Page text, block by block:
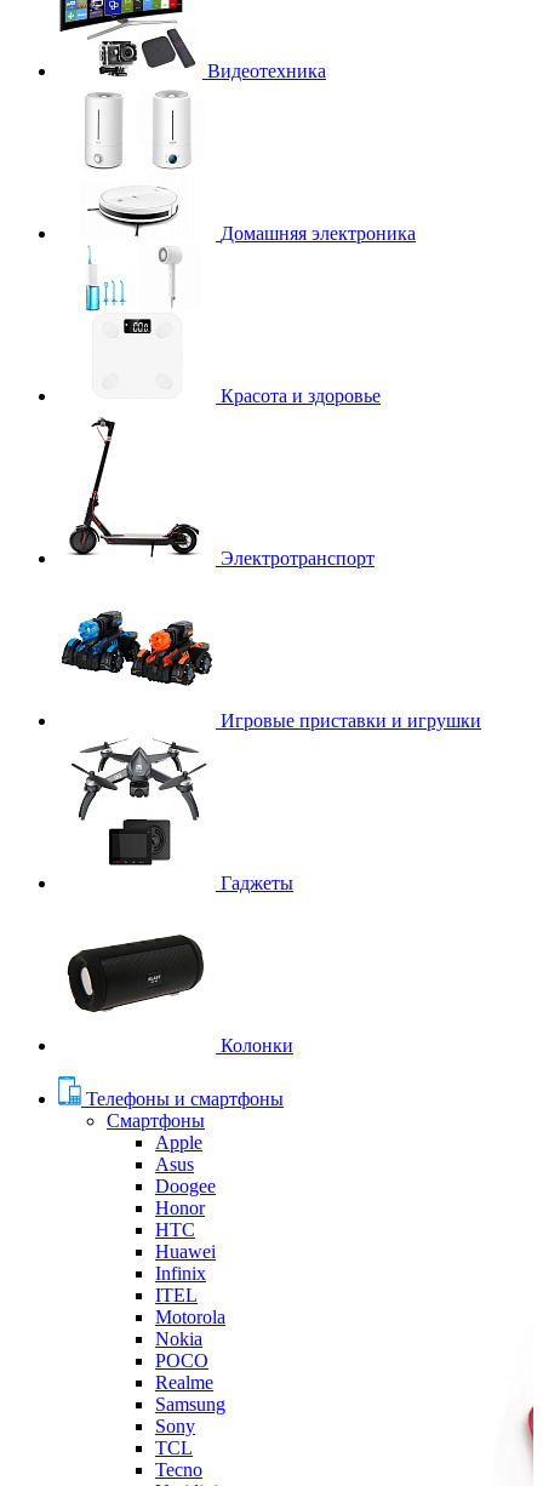
Видеотехника
Домашняя электроника
Красота и здоровье
Электротранспорт
Игровые приставки и игрушки
Гаджеты
Колонки
Телефоны и смартфоны
Смартфоны
Apple
Asus
Doogee
Honor
HTC
Huawei
Infinix
ITEL
Motorola
Nokia
POCO
Realme
Samsung
Sony
TCL
Tecno